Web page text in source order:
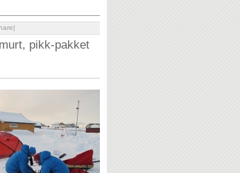
|
pikk-pakket